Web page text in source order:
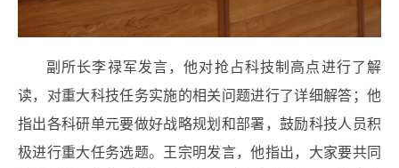
副所长李禄军发言，他对抢占科技制高点进行了解
读，对重大科技任务实施的相关问题进行了详细解答；他
指出各科研单元要做好战略规划和部署，鼓励科技人员积
极进行重大任务选题。王宗明发言，他指出，大家要共同